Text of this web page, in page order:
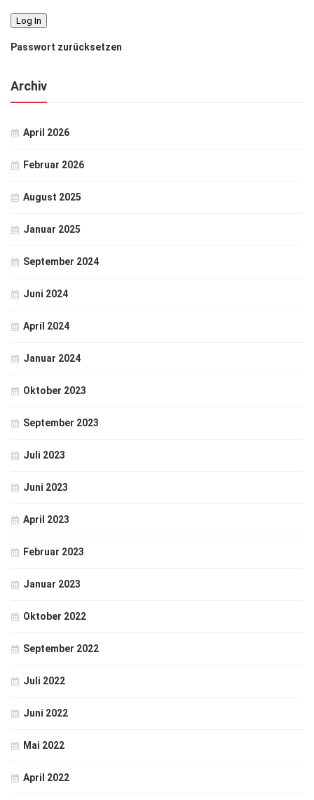
Passwort zurücksetzen
Archiv
April 2026
Februar 2026
August 2025
Januar 2025
September 2024
Juni 2024
April 2024
Januar 2024
Oktober 2023
September 2023
Juli 2023
Juni 2023
April 2023
Februar 2023
Januar 2023
Oktober 2022
September 2022
Juli 2022
Juni 2022
Mai 2022
April 2022